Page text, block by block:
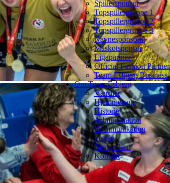
Spillersponsor
Topspillergruppe 1
Topspillergruppe 2
Topspillergruppe 3
Navnesponsorat
Maskotsponsor
Ligapartner
Official Fashion Partner
Team Esbjerg Business
Om Team Esbjerg
Værdier
Hjemmebane
Historie
Administration
Kommunikation
Presse
Bestyrelsen
Kontakt